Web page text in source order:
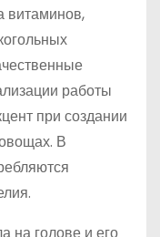
витаминов,
работы
при создании
В